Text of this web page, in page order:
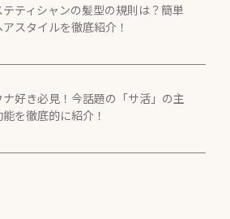
テティシャンの髪型の規則は？簡単
アスタイルを徹底紹介！
ナ好き必見！今話題の「サ活」の主
能を徹底的に紹介！